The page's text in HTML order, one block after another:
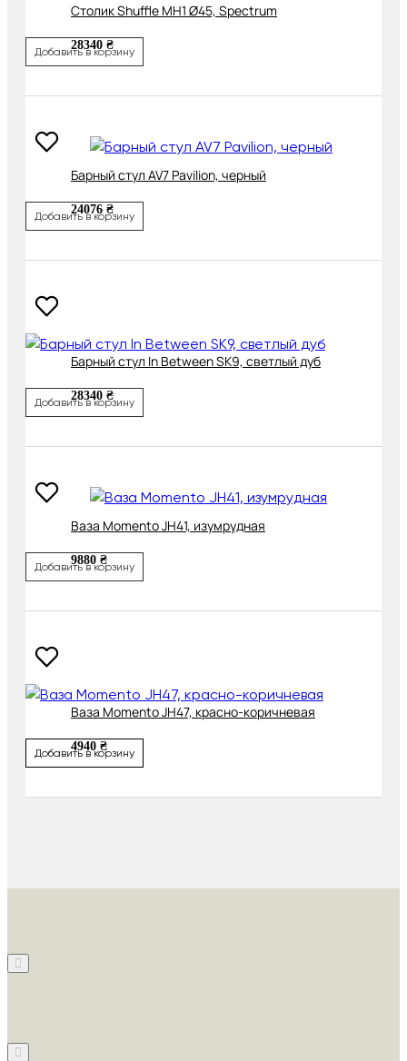
Cтолик Shuffle MH1 Ø45, Spectrum
28340 ₴
Добавить в корзину
Барный стул AV7 Pavilion, черный
24076 ₴
Добавить в корзину
Барный стул In Between SK9, светлый дуб
28340 ₴
Добавить в корзину
Ваза Momento JH41, изумрудная
9880 ₴
Добавить в корзину
Ваза Momento JH47, красно-коричневая
4940 ₴
Добавить в корзину